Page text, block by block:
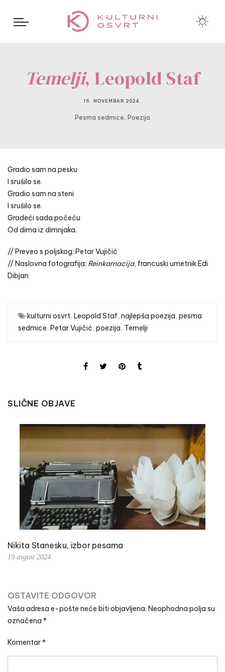
Temelji, Leopold Staf
16. NOVEMBAR 2024.
Pesma sedmice, Poezija
Gradio sam na pesku
I srušilo se.
Gradio sam na steni
I srušilo se.
Gradeći sada počeću
Od dima iz dimnjaka.
// Preveo s poljskog: Petar Vujičić
// Naslovna fotografija: Reinkarnacija, francuski umetnik Edi
Dibjan
kulturni osvrt, Leopold Staf, najlepša poezija, pesma
sedmice, Petar Vujičić, poezija, Temelji
SLIČNE OBJAVE
Nikita Stanesku, izbor pesama
19 avgust 2024
OSTAVITE ODGOVOR
Vaša adresa e-pošte neće biti objavljena. Neophodna polja su
označena *
Komentar*